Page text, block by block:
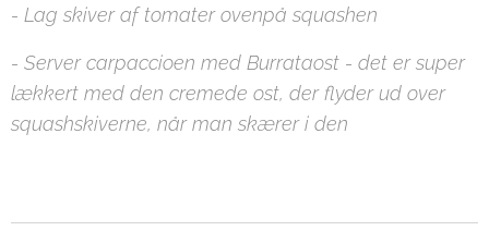
- Lag skiver af tomater ovenpå squashen
- Server carpaccioen med Burrataost - det er super
lækkert med den cremede ost, der flyder ud over
squashskiverne, når man skærer i den